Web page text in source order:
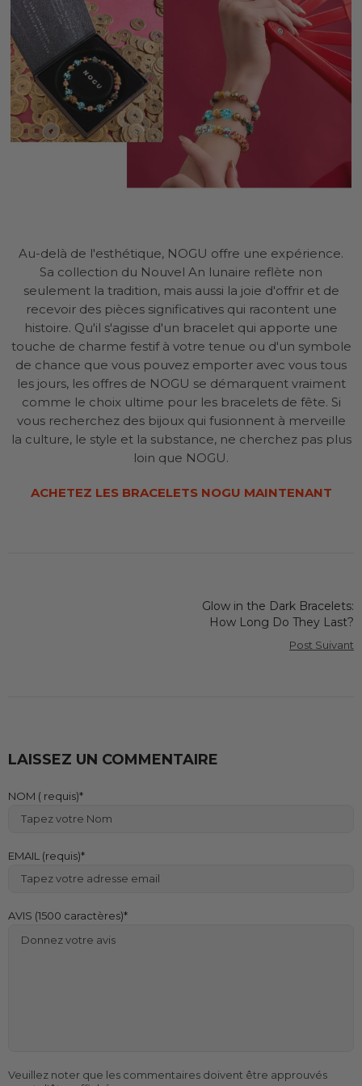
Au-delà de l'esthétique, NOGU offre une expérience.
Sa collection du Nouvel An lunaire reflète non
seulement la tradition, mais aussi la joie d'offrir et de
recevoir des pièces significatives qui racontent une
histoire. Qu'il s'agisse d'un bracelet qui apporte une
touche de charme festif à votre tenue ou d'un symbole
de chance que vous pouvez emporter avec vous tous
les jours, les offres de NOGU se démarquent vraiment
comme le choix ultime pour les bracelets de fête. Si
vous recherchez des bijoux qui fusionnent à merveille
la culture, le style et la substance, ne cherchez pas plus
loin que NOGU.
ACHETEZ LES BRACELETS NOGU MAINTENANT
Glow in the Dark Bracelets:
How Long Do They Last?
Post Suivant
LAISSEZ UN COMMENTAIRE
NOM ( requis)
EMAIL (requis)
AVIS (1500 caractères)
Veuillez noter que les commentaires doivent être approuvés